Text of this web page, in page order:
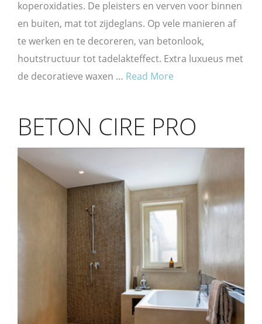
koperoxidaties. De pleisters en verven voor binnen
en buiten, mat tot zijdeglans. Op vele manieren af
te werken en te decoreren, van betonlook,
houtstructuur tot tadelakteffect. Extra luxueus met
de decoratieve waxen … Read More
BETON CIRE PRO